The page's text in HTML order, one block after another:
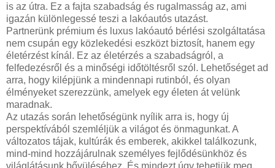
is az útra. Ez a fajta szabadság és rugalmasság az, ami
igazán különlegessé teszi a lakóautós utazást.
Partnerünk prémium és luxus lakóautó bérlési szolgáltatása
nem csupán egy közlekedési eszközt biztosít, hanem egy
életérzést kínál. Ez az életérzés a szabadságról, a
felfedezésről és a minőségi időtöltésről szól. Lehetőséget ad
arra, hogy kilépjünk a mindennapi rutinból, és olyan
élményeket szerezzünk, amelyek egy életen át velünk
maradnak.
Az utazás során lehetőségünk nyílik arra is, hogy új
perspektívából szemléljük a világot és önmagunkat. A
változatos tájak, kultúrák és emberek, akikkel találkozunk,
mind-mind hozzájárulnak személyes fejlődésünkhöz és
világlátásunk bővüléséhez. És mindezt úgy tehetjük meg,